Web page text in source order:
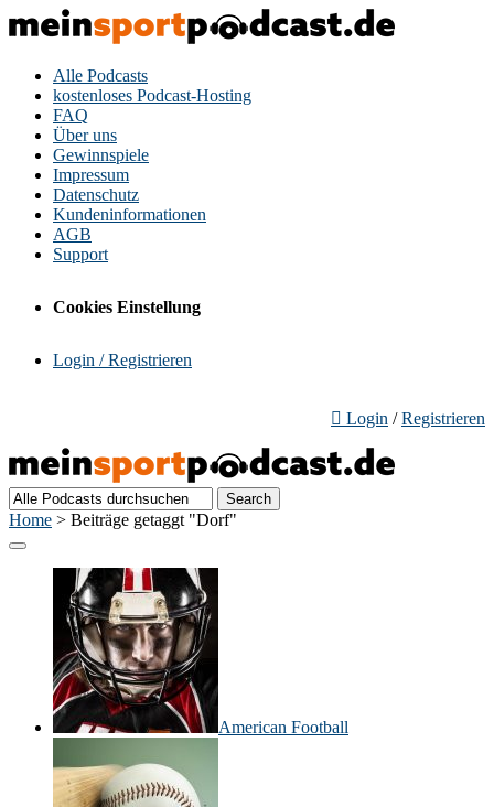
Alle Podcasts
kostenloses Podcast-Hosting
FAQ
Über uns
Gewinnspiele
Impressum
Datenschutz
Kundeninformationen
AGB
Support
Cookies Einstellung
Login / Registrieren
Login /Registrieren
Home > Beiträge getaggt "Dorf"
American Football